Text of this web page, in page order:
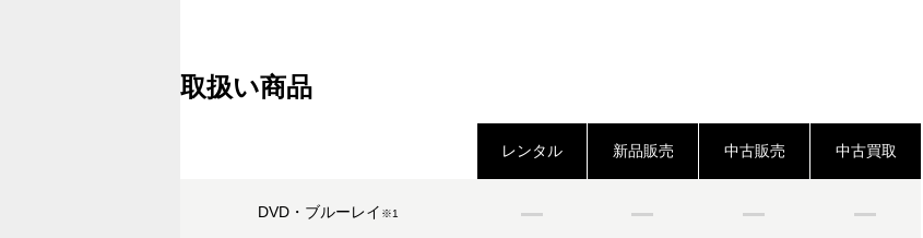
取扱い商品
レンタル 新品販売 中古販売 中古買取
DVD・ブルーレイ ※1